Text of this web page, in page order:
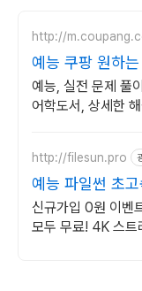
http://
예능 쿠팡 원하
예능, 실전 문제 풀
어학도서, 상세한
http://filesun.pro
예능 파일썬 초
신규가입 0원 이벤
모두 무료! 4K 스트